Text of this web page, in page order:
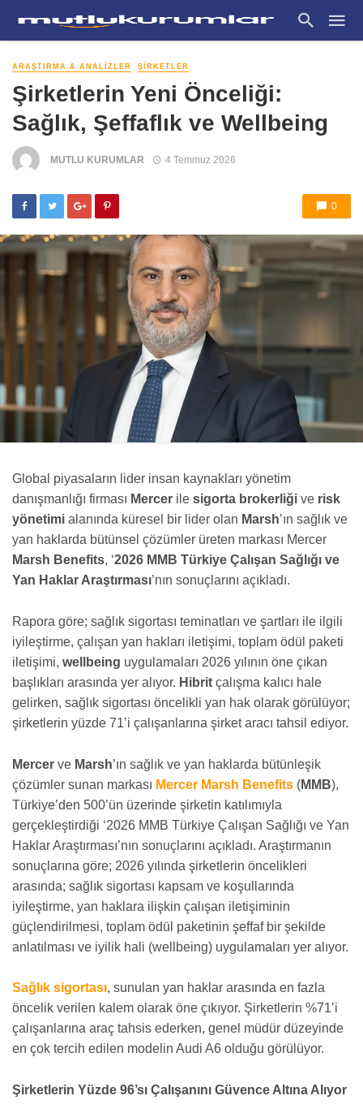
ARAŞTIRMA & ANALIZLER ŞIRKETLER
Şirketlerin Yeni Önceliği:
Sağlık, Şeffaflık ve Wellbeing
MUTLU KURUMLAR 4 Temmuz 2026
0
Global piyasaların lider insan kaynakları yönetim
danışmanlığı firması Mercer ile sigorta brokerliği ve risk
yönetimi alanında küresel bir lider olan Marsh’ın sağlık ve
yan haklarda bütünsel çözümler üreten markası Mercer
Marsh Benefits, ‘2026 MMB Türkiye Çalışan Sağlığı ve
Yan Haklar Araştırması’nın sonuçlarını açıkladı.
Rapora göre; sağlık sigortası teminatları ve şartları ile ilgili
iyileştirme, çalışan yan hakları iletişimi, toplam ödül paketi
iletişimi, wellbeing uygulamaları 2026 yılının öne çıkan
başlıkları arasında yer alıyor. Hibrit çalışma kalıcı hale
gelirken, sağlık sigortası öncelikli yan hak olarak görülüyor;
şirketlerin yüzde 71’i çalışanlarına şirket aracı tahsil ediyor.
Mercer ve Marsh’ın sağlık ve yan haklarda bütünleşik
çözümler sunan markası Mercer Marsh Benefits (MMB),
Türkiye’den 500’ün üzerinde şirketin katılımıyla
gerçekleştirdiği ‘2026 MMB Türkiye Çalışan Sağlığı ve Yan
Haklar Araştırması’nın sonuçlarını açıkladı. Araştırmanın
sonuçlarına göre; 2026 yılında şirketlerin öncelikleri
arasında; sağlık sigortası kapsam ve koşullarında
iyileştirme, yan haklara ilişkin çalışan iletişiminin
güçlendirilmesi, toplam ödül paketinin şeffaf bir şekilde
anlatılması ve iyilik hali (wellbeing) uygulamaları yer alıyor.
Sağlık sigortası, sunulan yan haklar arasında en fazla
öncelik verilen kalem olarak öne çıkıyor. Şirketlerin %71’i
çalışanlarına araç tahsis ederken, genel müdür düzeyinde
en çok tercih edilen modelin Audi A6 olduğu görülüyor.
Şirketlerin Yüzde 96’sı Çalışanını Güvence Altına Alıyor